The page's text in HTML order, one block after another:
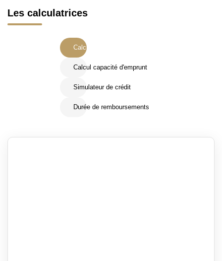
Les calculatrices
Calcul Frais de notaire
Calcul capacité d'emprunt
Simulateur de crédit
Durée de remboursements